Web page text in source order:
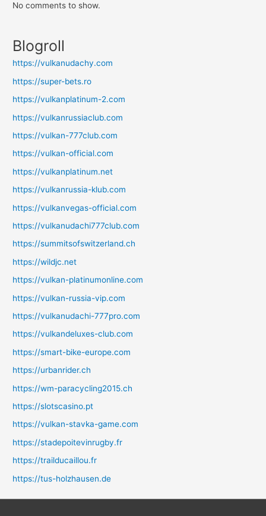
No comments to show.
Blogroll
https://vulkanudachy.com
https://super-bets.ro
https://vulkanplatinum-2.com
https://vulkanrussiaclub.com
https://vulkan-777club.com
https://vulkan-official.com
https://vulkanplatinum.net
https://vulkanrussia-klub.com
https://vulkanvegas-official.com
https://vulkanudachi777club.com
https://summitsofswitzerland.ch
https://wildjc.net
https://vulkan-platinumonline.com
https://vulkan-russia-vip.com
https://vulkanudachi-777pro.com
https://vulkandeluxes-club.com
https://smart-bike-europe.com
https://urbanrider.ch
https://wm-paracycling2015.ch
https://slotscasino.pt
https://vulkan-stavka-game.com
https://stadepoitevinrugby.fr
https://trailducaillou.fr
https://tus-holzhausen.de